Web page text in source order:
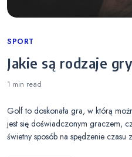
Categories
SPORT
Jakie są rodzaje
1 min read
Golf to doskonała gra, w którą
jest się doświadczonym graczem,
świetny sposób na spędzenie